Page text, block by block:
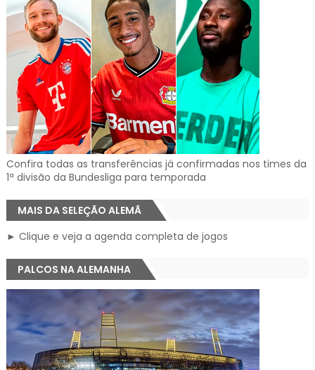
Confira todas as transferências já confirmadas nos times da
1ª divisão da Bundesliga para temporada
MAIS DA SELEÇÃO ALEMÃ
► Clique e veja a agenda completa de jogos
PALCOS NA ALEMANHA